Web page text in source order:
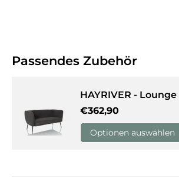
Passendes Zubehör
HAYRIVER - Lounge
Normaler Preis
€362,90
Optionen auswählen